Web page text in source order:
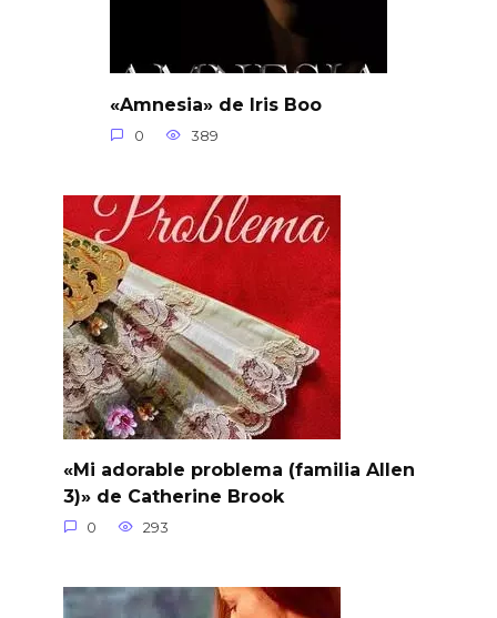
«Amnesia» de Iris Boo
0 389
«Mi adorable problema (familia Allen
3)» de Catherine Brook
0 293